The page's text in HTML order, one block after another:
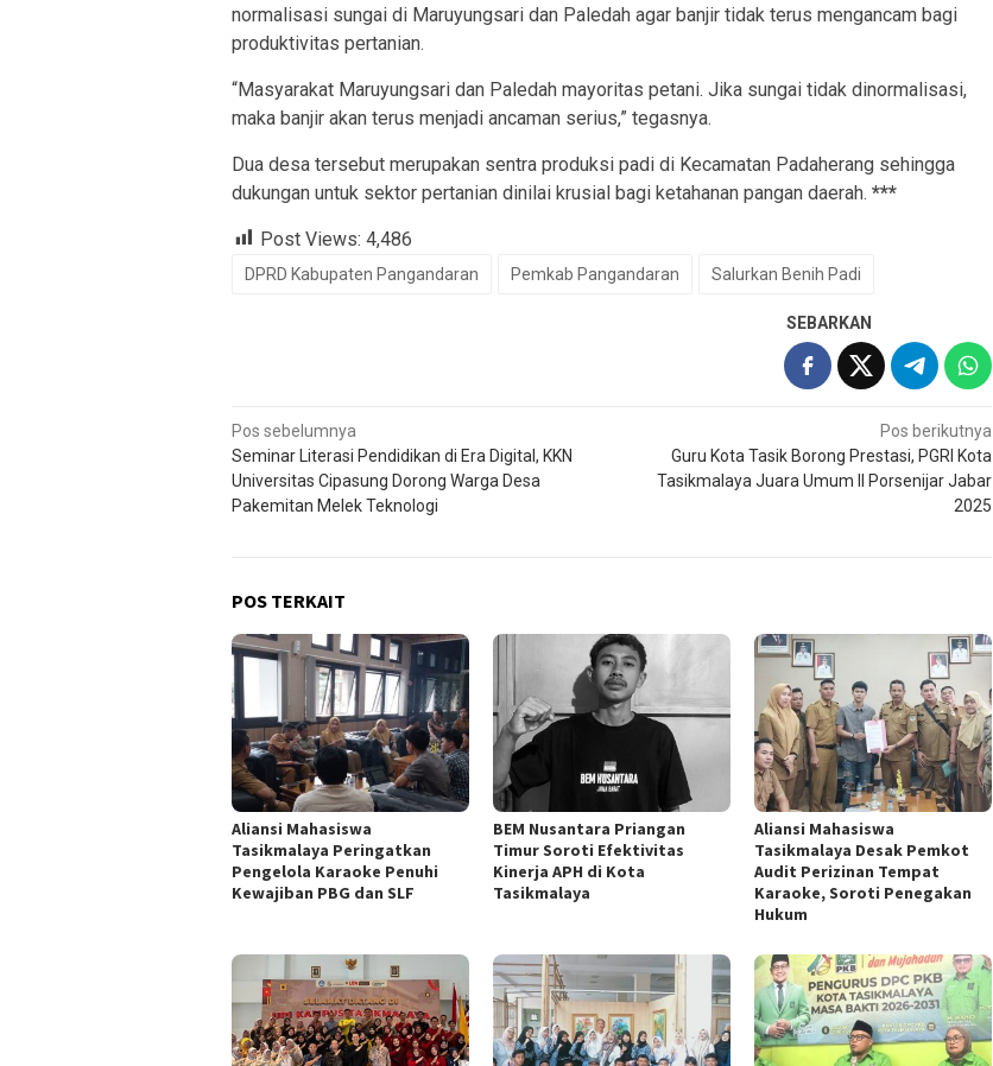
normalisasi sungai di Maruyungsari dan Paledah agar banjir tidak terus mengancam bagi
produktivitas pertanian.
“Masyarakat Maruyungsari dan Paledah mayoritas petani. Jika sungai tidak dinormalisasi,
maka banjir akan terus menjadi ancaman serius,” tegasnya.
Dua desa tersebut merupakan sentra produksi padi di Kecamatan Padaherang sehingga
dukungan untuk sektor pertanian dinilai krusial bagi ketahanan pangan daerah. ***
Post Views: 4,486
DPRD Kabupaten Pangandaran Pemkab Pangandaran Salurkan Benih Padi
SEBARKAN
Navigasi
pos
Pos sebelumnya
Seminar Literasi Pendidikan di Era Digital, KKN
Universitas Cipasung Dorong Warga Desa
Pakemitan Melek Teknologi
Pos berikutnya
Guru Kota Tasik Borong Prestasi, PGRI Kota
Tasikmalaya Juara Umum II Porsenijar Jabar
2025
POS TERKAIT
Aliansi Mahasiswa
Tasikmalaya Peringatkan
Pengelola Karaoke Penuhi
Kewajiban PBG dan SLF
BEM Nusantara Priangan
Timur Soroti Efektivitas
Kinerja APH di Kota
Tasikmalaya
Aliansi Mahasiswa
Tasikmalaya Desak Pemkot
Audit Perizinan Tempat
Karaoke, Soroti Penegakan
Hukum